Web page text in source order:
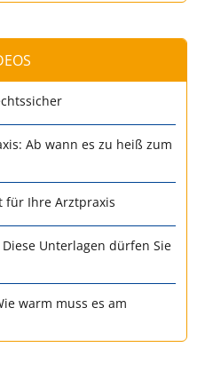
Ab wann es zu heiß zum
für Ihre Arztpraxis
Unterlagen dürfen Sie
warm muss es am